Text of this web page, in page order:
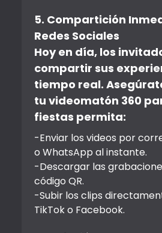
5. Compartición
Redes Sociales
Hoy en día, los
compartir sus
tiempo real.
tu videomatón 360
fiestas permita:
-Enviar los videos por
o WhatsApp al instante.
-Descargar las
código QR.
-Subir los clips
TikTok o Facebook.